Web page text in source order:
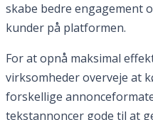
skabe bedre engagement
kunder på platformen.
For at opnå maksimal
virksomheder overveje at
forskellige
tekstannoncer gode til at